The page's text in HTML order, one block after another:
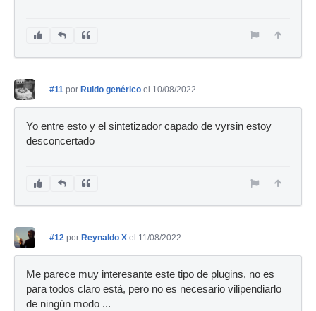
#11 por Ruido genérico el 10/08/2022
Yo entre esto y el sintetizador capado de vyrsin estoy
desconcertado
#12 por Reynaldo X el 11/08/2022
Me parece muy interesante este tipo de plugins, no es
para todos claro está, pero no es necesario vilipendiarlo
de ningún modo ...